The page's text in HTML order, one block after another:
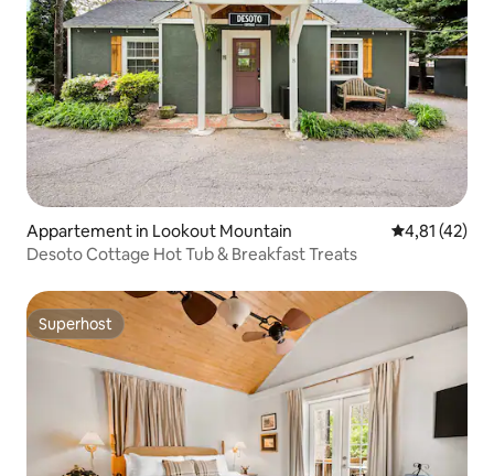
Appartement in Lookout Mountain Gemiddelde
4,81 (42)
Desoto Cottage Hot Tub & Breakfast Treats
Superhost
Superhost